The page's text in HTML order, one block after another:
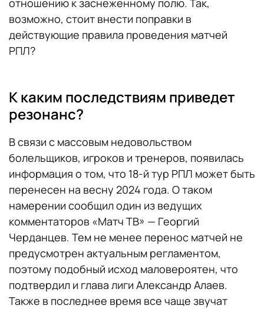
возможно, стоит внести поправки в
действующие правила проведения матчей
РПЛ?
К каким последствиям приведет
резонанс?
В связи с массовым недовольством
болельщиков, игроков и тренеров, появилась
информация о том, что 18-й тур РПЛ может быть
перенесен на весну 2024 года. О таком
намерении сообщил один из ведущих
комментаторов «Матч ТВ» — Георгий
Черданцев. Тем не менее перенос матчей не
предусмотрен актуальным регламентом,
поэтому подобный исход маловероятен, что
подтвердил и глава лиги Александр Алаев.
Также в последнее время все чаще звучат